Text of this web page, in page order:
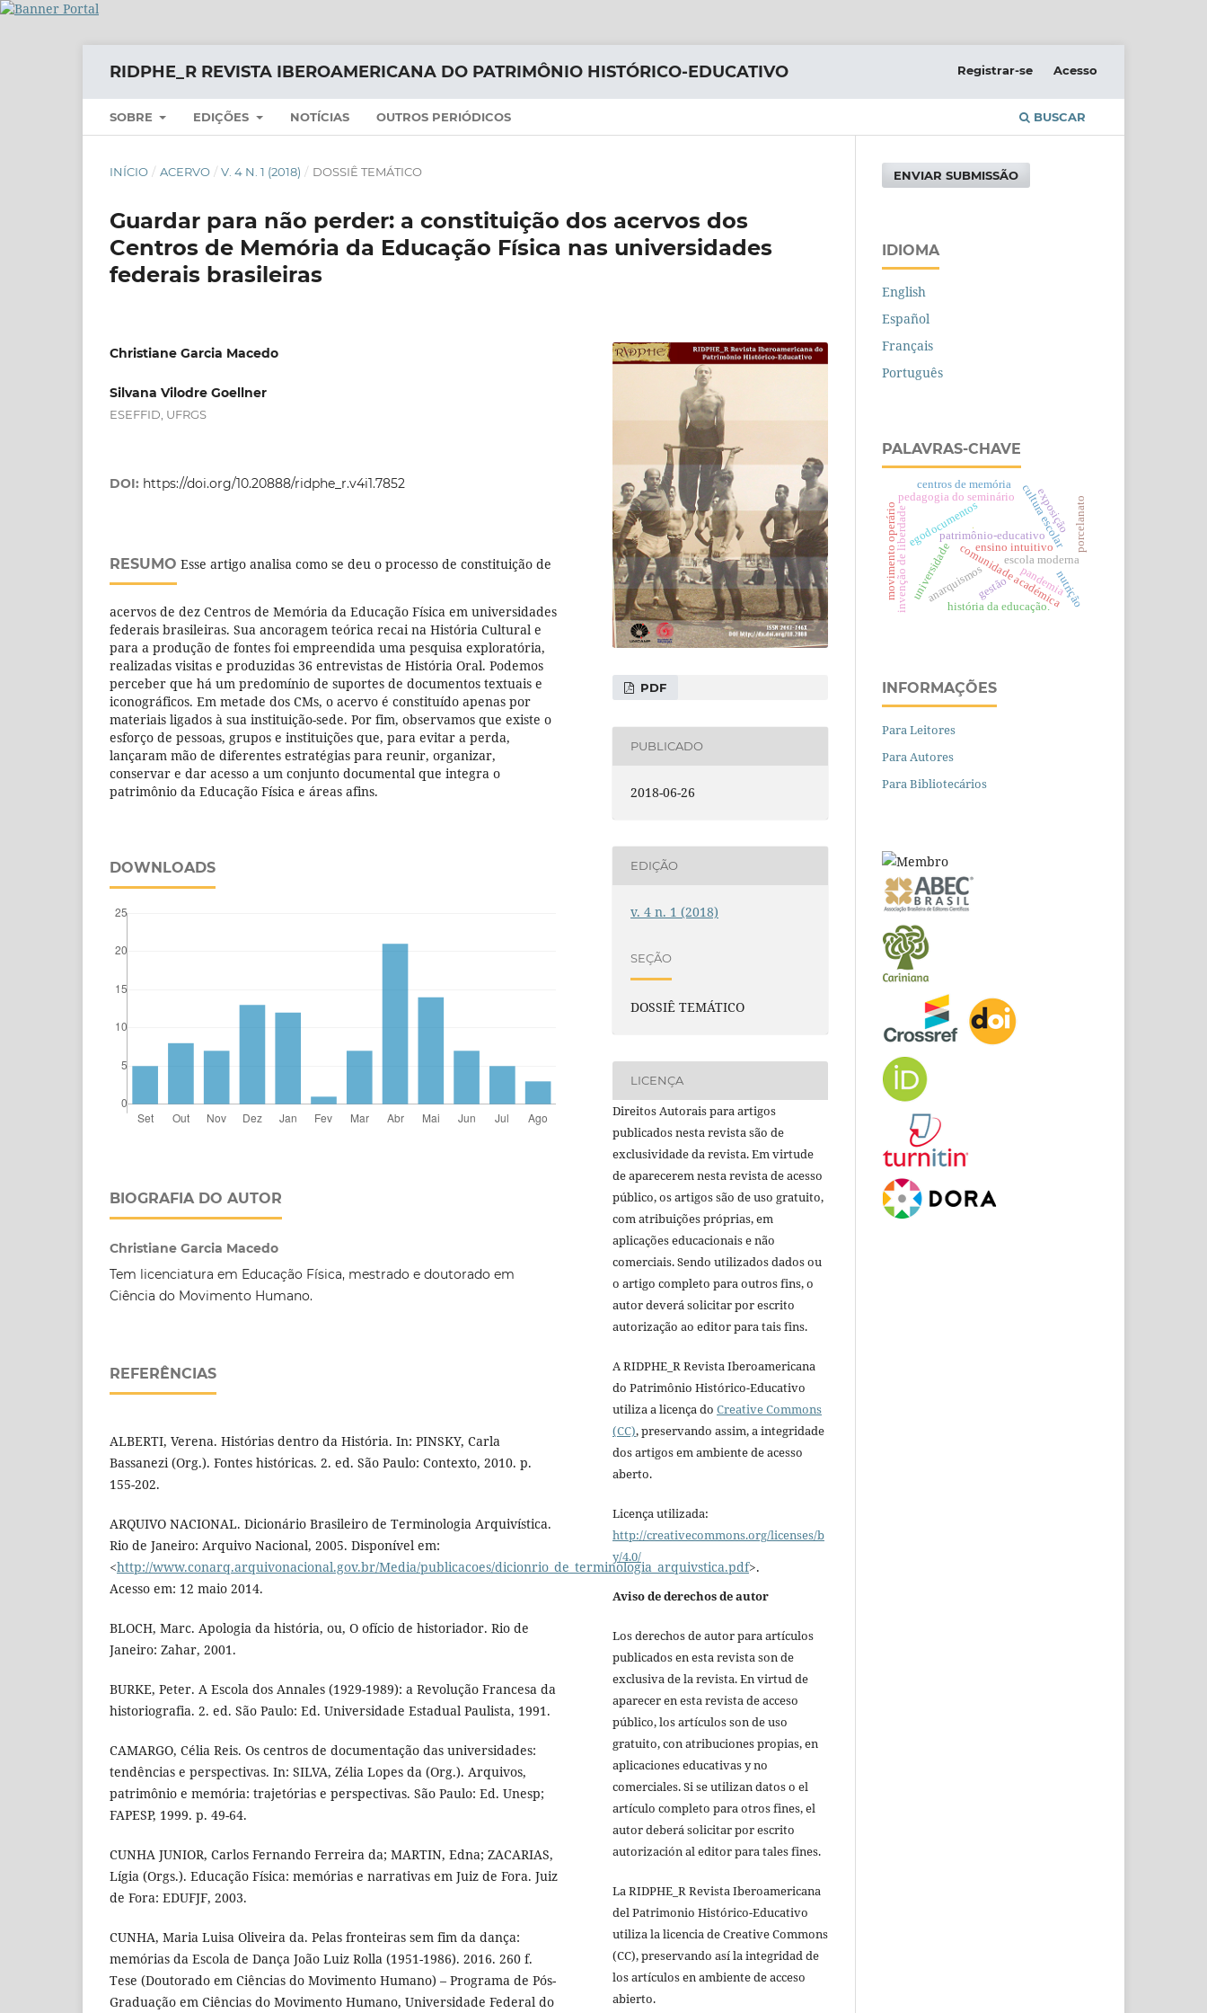
RIDPHE_R REVISTA IBEROAMERICANA DO PATRIMÔNIO HISTÓRICO-EDUCATIVO
SOBRE EDIÇÕES NOTÍCIAS OUTROS PERIÓDICOS BUSCAR
Registrar-se Acesso
INÍCIO / ACERVO / V. 4 N. 1 (2018) / DOSSIÊ TEMÁTICO
Guardar para não perder: a constituição dos acervos dos
Centros de Memória da Educação Física nas universidades
federais brasileiras
Christiane Garcia Macedo
Silvana Vilodre Goellner
ESEFFID, UFRGS
DOI: https://doi.org/10.20888/ridphe_r.v4i1.7852
RESUMO Esse artigo analisa como se deu o processo de constituição de
acervos de dez Centros de Memória da Educação Física em universidades
federais brasileiras. Sua ancoragem teórica recai na História Cultural e
para a produção de fontes foi empreendida uma pesquisa exploratória,
realizadas visitas e produzidas 36 entrevistas de História Oral. Podemos
perceber que há um predomínio de suportes de documentos textuais e
iconográficos. Em metade dos CMs, o acervo é constituído apenas por
materiais ligados à sua instituição-sede. Por fim, observamos que existe o
esforço de pessoas, grupos e instituições que, para evitar a perda,
lançaram mão de diferentes estratégias para reunir, organizar,
conservar e dar acesso a um conjunto documental que integra o
patrimônio da Educação Física e áreas afins.
DOWNLOADS
BIOGRAFIA DO AUTOR
Christiane Garcia Macedo
Tem licenciatura em Educação Física, mestrado e doutorado em
Ciência do Movimento Humano.
REFERÊNCIAS
ALBERTI, Verena. Histórias dentro da História. In: PINSKY, Carla
Bassanezi (Org.). Fontes históricas. 2. ed. São Paulo: Contexto, 2010. p.
155-202.
ARQUIVO NACIONAL. Dicionário Brasileiro de Terminologia Arquivística.
Rio de Janeiro: Arquivo Nacional, 2005. Disponível em:
<http://www.conarq.arquivonacional.gov.br/Media/publicacoes/dicionrio_de_terminologia_arquivstica.pdf>.
Acesso em: 12 maio 2014.
BLOCH, Marc. Apologia da história, ou, O ofício de historiador. Rio de
Janeiro: Zahar, 2001.
BURKE, Peter. A Escola dos Annales (1929-1989): a Revolução Francesa da
historiografia. 2. ed. São Paulo: Ed. Universidade Estadual Paulista, 1991.
CAMARGO, Célia Reis. Os centros de documentação das universidades:
tendências e perspectivas. In: SILVA, Zélia Lopes da (Org.). Arquivos,
patrimônio e memória: trajetórias e perspectivas. São Paulo: Ed. Unesp;
FAPESP, 1999. p. 49-64.
CUNHA JUNIOR, Carlos Fernando Ferreira da; MARTIN, Edna; ZACARIAS,
Lígia (Orgs.). Educação Física: memórias e narrativas em Juiz de Fora. Juiz
de Fora: EDUFJF, 2003.
CUNHA, Maria Luisa Oliveira da. Pelas fronteiras sem fim da dança:
memórias da Escola de Dança João Luiz Rolla (1951-1986). 2016. 260 f.
Tese (Doutorado em Ciências do Movimento Humano) – Programa de Pós-
Graduação em Ciências do Movimento Humano, Universidade Federal do
PDF
PUBLICADO
2018-06-26
EDIÇÃO
v. 4 n. 1 (2018)
SEÇÃO
DOSSIÊ TEMÁTICO
LICENÇA
Direitos Autorais para artigos
publicados nesta revista são de
exclusividade da revista. Em virtude
de aparecerem nesta revista de acesso
público, os artigos são de uso gratuito,
com atribuições próprias, em
aplicações educacionais e não
comerciais. Sendo utilizados dados ou
o artigo completo para outros fins, o
autor deverá solicitar por escrito
autorização ao editor para tais fins.
A RIDPHE_R Revista Iberoamericana
do Patrimônio Histórico-Educativo
utiliza a licença do Creative Commons
(CC), preservando assim, a integridade
dos artigos em ambiente de acesso
aberto.
Licença utilizada:
http://creativecommons.org/licenses/b
y/4.0/
Aviso de derechos de autor
Los derechos de autor para artículos
publicados en esta revista son de
exclusiva de la revista. En virtud de
aparecer en esta revista de acceso
público, los artículos son de uso
gratuito, con atribuciones propias, en
aplicaciones educativas y no
comerciales. Si se utilizan datos o el
artículo completo para otros fines, el
autor deberá solicitar por escrito
autorización al editor para tales fines.
La RIDPHE_R Revista Iberoamericana
del Patrimonio Histórico-Educativo
utiliza la licencia de Creative Commons
(CC), preservando así la integridad de
los artículos en ambiente de acceso
abierto.
ENVIAR SUBMISSÃO
IDIOMA
English
Español
Français
Português
PALAVRAS-CHAVE
patrimônio-educativo
egodocumentos cultura escolar
escola moderna
comunidade académica
pedagogia do seminário
anarquismos
universidade
invenção de liberdade exposição
.
centros de memória
história da educação.
ensino intuitivo
gestão pandemia
movimento operário porcelanato
nutrição
INFORMAÇÕES
Para Leitores
Para Autores
Para Bibliotecários